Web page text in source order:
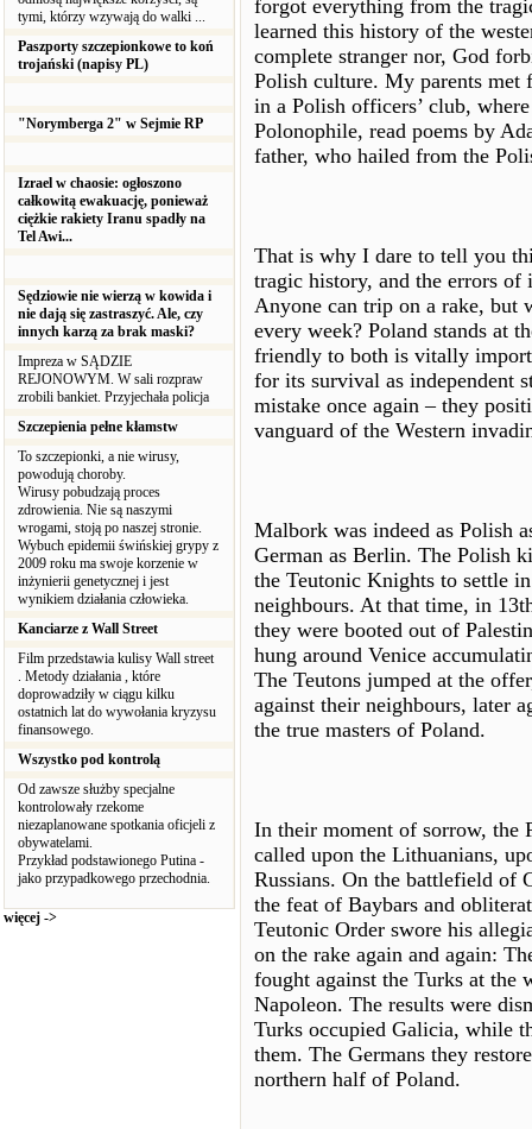
tymi, którzy wzywają do walki ...
Paszporty szczepionkowe to koń
trojański (napisy PL)
"Norymberga 2" w Sejmie RP
Izrael w chaosie: ogłoszono
całkowitą ewakuację, ponieważ
ciężkie rakiety Iranu spadły na
Tel Awi...
Sędziowie nie wierzą w kowida i
nie dają się zastraszyć. Ale, czy
innych karzą za brak maski?
Impreza w SĄDZIE
REJONOWYM. W sali rozpraw
zrobili bankiet. Przyjechała policja
Szczepienia pełne kłamstw
To szczepionki, a nie wirusy,
powodują choroby.
Wirusy pobudzają proces
zdrowienia. Nie są naszymi
wrogami, stoją po naszej stronie.
Wybuch epidemii świńskiej grypy z
2009 roku ma swoje korzenie w
inżynierii genetycznej i jest
wynikiem działania człowieka.
Kanciarze z Wall Street
Film przedstawia kulisy Wall street
. Metody działania , które
doprowadziły w ciągu kilku
ostatnich lat do wywołania kryzysu
finansowego.
Wszystko pod kontrolą
Od zawsze służby specjalne
kontrolowały rzekome
niezaplanowane spotkania oficjeli z
obywatelami.
Przykład podstawionego Putina -
jako przypadkowego przechodnia.
więcej ->
forgot everything from the
learned this history of the
complete stranger nor, God
Polish culture. My parents
in a Polish officers’ club,
Polonophile, read poems by
father, who hailed from the
That is why I dare to tell you
tragic history, and the errors of
Anyone can trip on a rake, but
every week? Poland stands at
friendly to both is vitally
for its survival as independent
mistake once again – they
vanguard of the Western
Malbork was indeed as Polish
German as Berlin. The Polish
the Teutonic Knights to settle
neighbours. At that time, in
they were booted out of
hung around Venice
The Teutons jumped at the
against their neighbours, later
the true masters of Poland.
In their moment of sorrow, the
called upon the Lithuanians,
Russians. On the battlefield of
the feat of Baybars and
Teutonic Order swore his
on the rake again and again:
fought against the Turks at the
Napoleon. The results were
Turks occupied Galicia, while
them. The Germans they
northern half of Poland.